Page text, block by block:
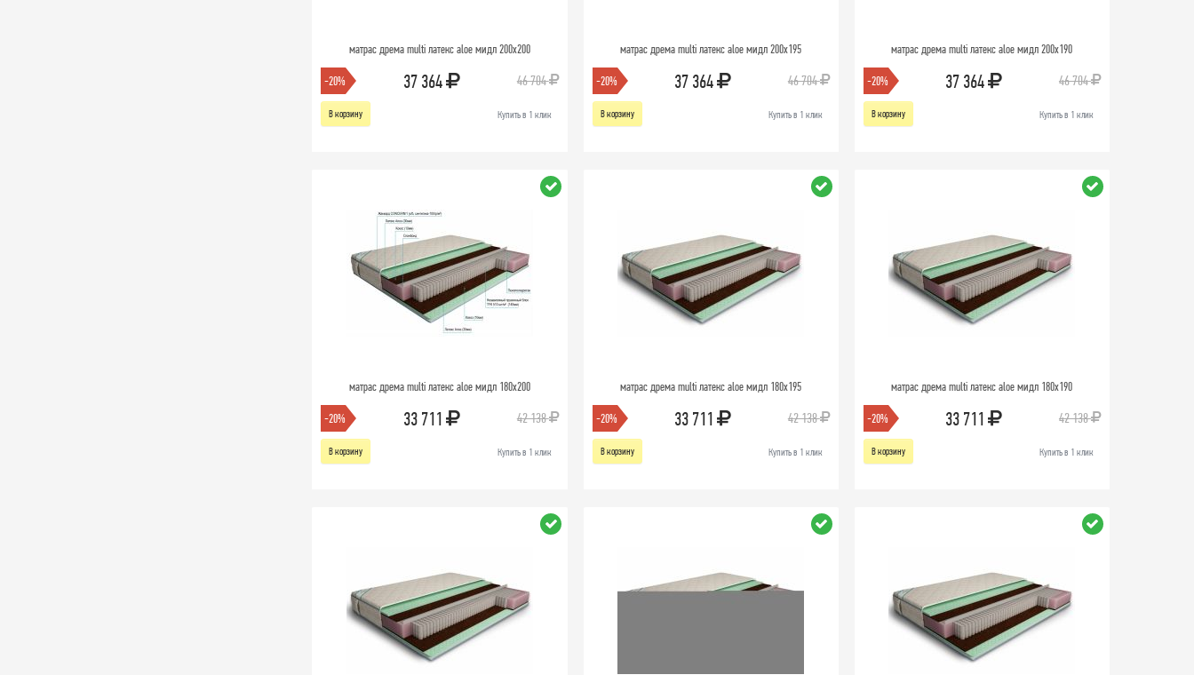
матрас дрема multi латекс aloe мидл 200х200
-20% 37 364 46 704
В корзину Купить в 1 клик
матрас дрема multi латекс aloe мидл 200х195
-20% 37 364 46 704
В корзину Купить в 1 клик
матрас дрема multi латекс aloe мидл 200х190
-20% 37 364 46 704
В корзину Купить в 1 клик
матрас дрема multi латекс aloe мидл 180х200
-20% 33 711 42 138
В корзину Купить в 1 клик
матрас дрема multi латекс aloe мидл 180х195
-20% 33 711 42 138
В корзину Купить в 1 клик
матрас дрема multi латекс aloe мидл 180х190
-20% 33 711 42 138
В корзину Купить в 1 клик